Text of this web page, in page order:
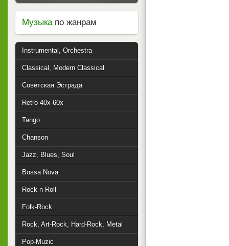
Музыкапо жанрам
Instrumental, Orchestra
Classical, Modern Classical
Советская Эстрада
Retro 40x-60x
Tango
Chanson
Jazz, Blues, Soul
Bossa Nova
Rock-n-Roll
Folk-Rock
Rock, Art-Rock, Hard-Rock, Metal
Pop-Muzic